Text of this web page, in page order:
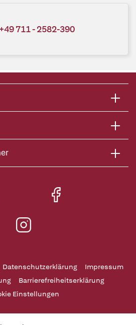
+49 711 - 2582-390
Datenschutzerklärung
Impressum
Barrierefreiheitserklärung
Einstellungen